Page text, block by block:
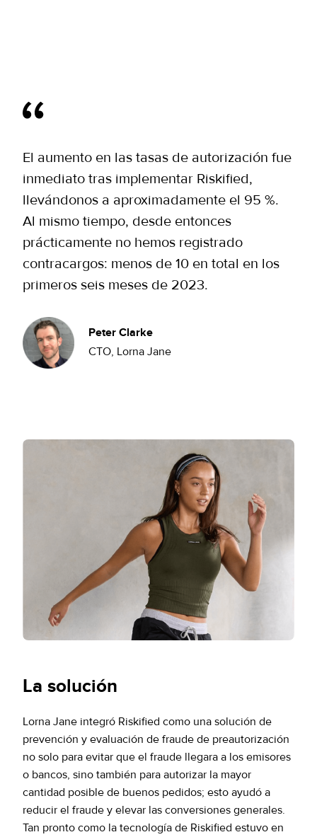
Peter Clarke
CTO, Lorna Jane
El aumento en las tasas de autorización fue
inmediato tras implementar Riskified,
llevándonos a aproximadamente el 95 %.
Al mismo tiempo, desde entonces
prácticamente no hemos registrado
contracargos: menos de 10 en total en los
primeros seis meses de 2023.
La solución
Lorna Jane integró Riskified como una solución de
prevención y evaluación de fraude de preautorización
no solo para evitar que el fraude llegara a los emisores
o bancos, sino también para autorizar la mayor
cantidad posible de buenos pedidos; esto ayudó a
reducir el fraude y elevar las conversiones generales.
Tan pronto como la tecnología de Riskified estuvo en